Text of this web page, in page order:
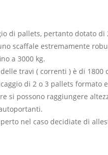
di pallets, pertanto dotato di
scaffale estremamente
a 3000 kg.
travi ( correnti ) è di 1800
di 2 o 3 pallets formato
si possono raggiungere
nel caso decidiate di